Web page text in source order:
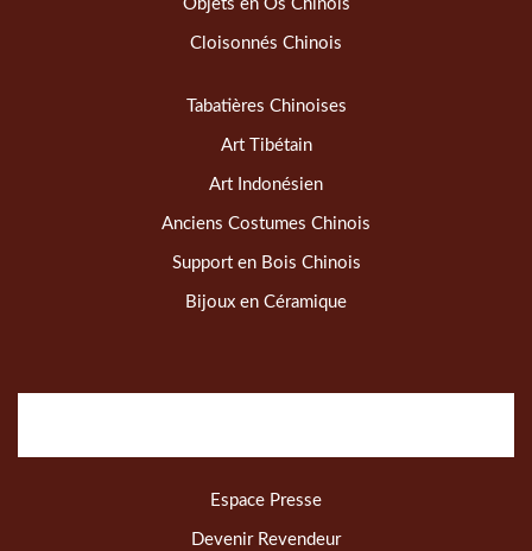
Objets en Os Chinois
Cloisonnés Chinois
Tabatières Chinoises
Art Tibétain
Art Indonésien
Anciens Costumes Chinois
Support en Bois Chinois
Bijoux en Céramique
Espace Presse
Devenir Revendeur